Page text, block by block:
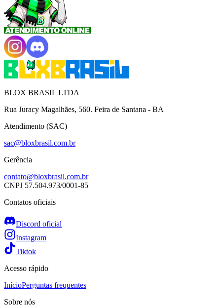
BLOX BRASIL LTDA
Rua Juracy Magalhães, 560. Feira de Santana - BA
Atendimento (SAC)
sac@bloxbrasil.com.br
Gerência
contato@bloxbrasil.com.br
CNPJ 57.504.973/0001-85
Contatos oficiais
Discord oficial
Instagram
Tiktok
Acesso rápido
InícioPerguntas frequentes
Sobre nós